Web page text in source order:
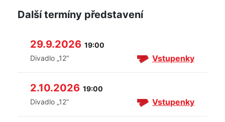
Další termíny představení
29.9.2026 19:00
Divadlo „12“
Vstupenky
2.10.2026 19:00
Divadlo „12“
Vstupenky